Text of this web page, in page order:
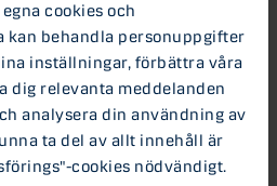
cookies och
behandla personuppgifter
inställningar, förbättra våra
dig relevanta meddelanden
analysera din användning av
ta del av allt innehåll är
cookies nödvändigt.
samhället måste spegla
Stockholm Pride så
taket på vårt svenska
1 och uppmärksammar
olika.
Bank Sverige